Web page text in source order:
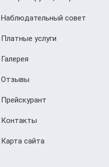
Наблюдательный совет
Платные услуги
Галерея
Отзывы
Прейскурант
Контакты
Карта сайта